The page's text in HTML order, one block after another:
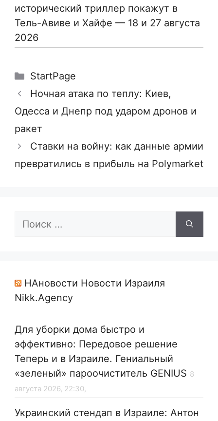
исторический триллер покажут в
Тель-Авиве и Хайфе — 18 и 27 августа
2026
Рубрики
StartPage
Ночная атака по теплу: Киев,
Одесса и Днепр под ударом дронов и
ракет
Ставки на войну: как данные армии
превратились в прибыль на Polymarket
Поиск:
НАновости Новости Израиля
Nikk.Agency
Для уборки дома быстро и
эффективно: Передовое решение
Теперь и в Израиле. Гениальный
«зеленый» пароочиститель GENIUS 8
августа 2026, 22:30,
Украинский стендап в Израиле: Антон